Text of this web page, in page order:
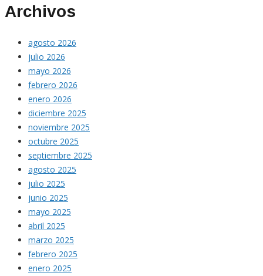
Archivos
agosto 2026
julio 2026
mayo 2026
febrero 2026
enero 2026
diciembre 2025
noviembre 2025
octubre 2025
septiembre 2025
agosto 2025
julio 2025
junio 2025
mayo 2025
abril 2025
marzo 2025
febrero 2025
enero 2025